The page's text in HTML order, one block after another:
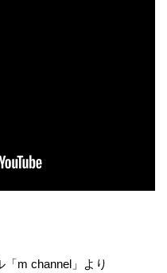
「m channel」より